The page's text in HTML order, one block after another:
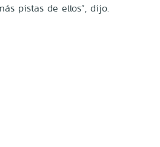
pistas de ellos”, dijo.